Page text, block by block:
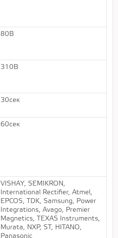
80В
310В
30сек
60сек
VISHAY, SEMIKRON,
International Rectifier, Atmel,
EPCOS, TDK, Samsung, Power
Integrations, Avago, Premier
Magnetics, TEXAS Instruments,
Murata, NXP, ST, HITANO,
Panasonic